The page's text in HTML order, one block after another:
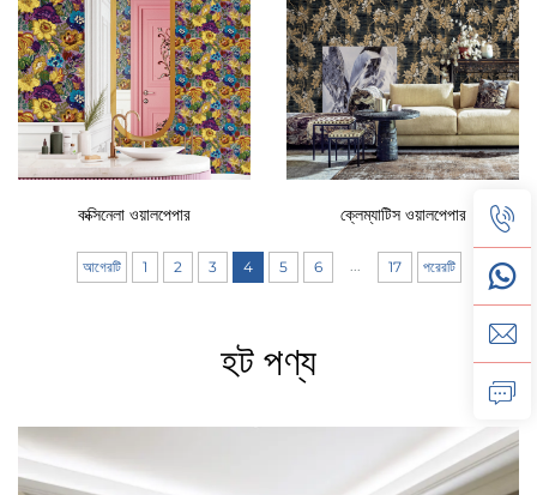
কক্সিনেলা ওয়ালপেপার ক্লেম্যাটিস ওয়ালপেপার
আগেরটি 1 2 3 4 5 6 ... 17 পরেরটি
হট পণ্য